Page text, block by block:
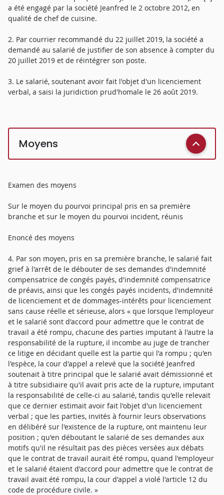
a été engagé par la société Jeanfred le 2 octobre 2012, en
qualité de chef de cuisine.
2. Par courrier recommandé du 22 juillet 2019, la société a
demandé au salarié de justifier de son absence à compter du
20 juillet 2019 et de réintégrer son poste.
3. Le salarié, soutenant avoir fait l'objet d'un licenciement
verbal, a saisi la juridiction prud'homale le 26 août 2019.
Moyens
Examen des moyens
Sur le moyen du pourvoi principal pris en sa première
branche et sur le moyen du pourvoi incident, réunis
Enoncé des moyens
4. Par son moyen, pris en sa première branche, le salarié fait
grief à l'arrêt de le débouter de ses demandes d'indemnité
compensatrice de congés payés, d'indemnité compensatrice
de préavis, ainsi que les congés payés incidents, d'indemnité
de licenciement et de dommages-intérêts pour licenciement
sans cause réelle et sérieuse, alors « que lorsque l'employeur
et le salarié sont d'accord pour admettre que le contrat de
travail a été rompu, chacune des parties imputant à l'autre la
responsabilité de la rupture, il incombe au juge de trancher
ce litige en décidant quelle est la partie qui l'a rompu ; qu'en
l'espèce, la cour d'appel a relevé que la société Jeanfred
soutenait à titre principal que le salarié avait démissionné et
à titre subsidiaire qu'il avait pris acte de la rupture, imputant
la responsabilité de celle-ci au salarié, tandis qu'elle relevait
que ce dernier estimait avoir fait l'objet d'un licenciement
verbal ; que les parties, invités à fournir leurs observations
en délibéré sur l'existence de la rupture, ont maintenu leur
position ; qu'en déboutant le salarié de ses demandes aux
motifs qu'il ne résultait pas des pièces versées aux débats
que le contrat de travail aurait été rompu, quand l'employeur
et le salarié étaient d'accord pour admettre que le contrat de
travail avait été rompu, la cour d'appel a violé l'article 12 du
code de procédure civile. »